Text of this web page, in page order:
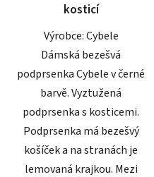
kosticí
Výrobce: Cybele
Dámská bezešvá
podprsenka Cybele v černé
barvě. Vyztužená
podprsenka s kosticemi.
Podprsenka má bezešvý
košíček a na stranách je
lemovaná krajkou. Mezi